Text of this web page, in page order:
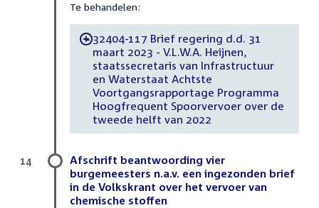
Te behandelen:
-32404-117 Brief regering d.d. 31
maart 2023 - V.L.W.A. Heijnen,
staatssecretaris van Infrastructuur
en Waterstaat Achtste
Voortgangsrapportage Programma
Hoogfrequent Spoorvervoer over de
tweede helft van 2022
Afschrift beantwoording vier
burgemeesters n.a.v. een ingezonden brief
in de Volkskrant over het vervoer van
chemische stoffen
14